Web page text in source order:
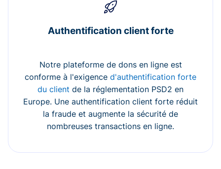
Authentification client forte
Notre plateforme de dons en ligne est
conforme à l'exigence d'authentification forte
du client de la réglementation PSD2 en
Europe. Une authentification client forte réduit
la fraude et augmente la sécurité de
nombreuses transactions en ligne.